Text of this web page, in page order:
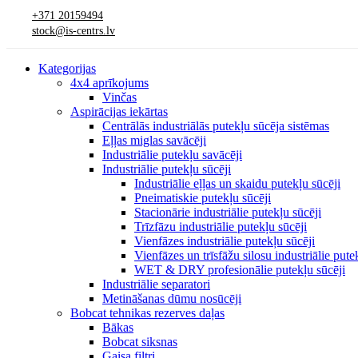
+371 20159494
stock@is-centrs.lv
Kategorijas
4x4 aprīkojums
Vinčas
Aspirācijas iekārtas
Centrālās industriālās putekļu sūcēja sistēmas
Eļļas miglas savācēji
Industriālie putekļu savācēji
Industriālie putekļu sūcēji
Industriālie eļļas un skaidu putekļu sūcēji
Pneimatiskie putekļu sūcēji
Stacionārie industriālie putekļu sūcēji
Trīzfāzu industriālie putekļu sūcēji
Vienfāzes industriālie putekļu sūcēji
Vienfāzes un trīsfāžu silosu industriālie
WET & DRY profesionālie putekļu sūcēji
Industriālie separatori
Metināšanas dūmu nosūcēji
Bobcat tehnikas rezerves daļas
Bākas
Bobcat siksnas